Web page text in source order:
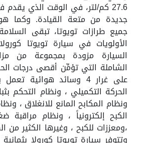
27.6 كم/لتر، في الوقت الذي
جديدة من متعة القيادة. وكما
جميع طرازات تويوتا، تبقى
الأولويات في سيارة تويوتا
السيارة مزودة بمجموعة من
الشاملة التي تؤمِّن أقصى درجات
على غرار 4 وسائد هوائية
الحركة التكميلي ، ونظام التحكم
ونظام المكابح المانع للانغلاق ،
الكبح إلكترونياً ، ونظام مراقبة
،ومعززات للكبح ، وغيرها الكثير من